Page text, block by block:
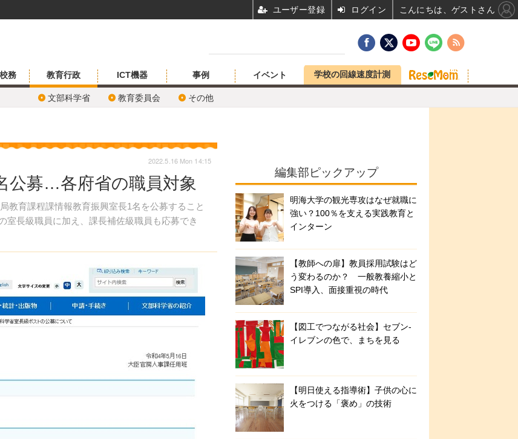
務 教育行政
文部科学省 教育委員会 その他
ICT機器 事例 イベント 学校の回線速度計測
公募…各府省の職員対象
教育課程課情報教育振興室長1名を公募すること
室長級職員に加え、課長補佐級職員も応募でき
2022.5.16 Mon 14:15
編集部ピックアップ
明海大学の観光専攻はなぜ就職に
強い？100％を支える実践教育と
インターン
【教師への扉】教員採用試験はど
う変わるのか？ 一般教養縮小と
SPI導入、面接重視の時代
【図工でつながる社会】セブン‐
イレブンの色で、まちを見る
【明日使える指導術】子供の心に
火をつける「褒め」の技術
ユーザー登録 ログイン こんにちは、ゲストさん